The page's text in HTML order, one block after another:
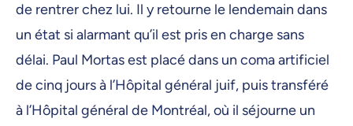
de rentrer chez lui. Il y retourne le lendemain dans
un état si alarmant qu’il est pris en charge sans
délai. Paul Mortas est placé dans un coma artificiel
de cinq jours à l’Hôpital général juif, puis transféré
à l’Hôpital général de Montréal, où il séjourne un